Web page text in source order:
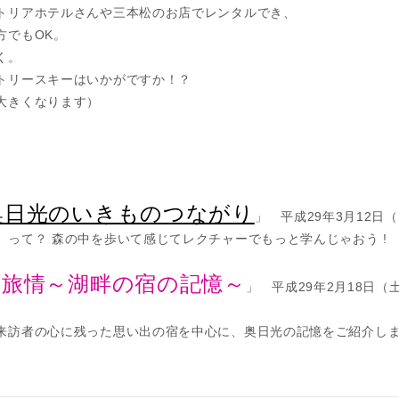
アホテルさんや三本松のお店でレンタルでき、
でもOK。
リースキーはいかがですか！？
くなります）
光のいきものつながり
」 平成29年3月12日
て？ 森の中を歩いて感じてレクチャーでもっと学んじゃおう !
情～湖畔の宿の記憶～ 」 平成29年2月18日（
者の心に残った思い出の宿を中心に、奥日光の記憶をご紹介し